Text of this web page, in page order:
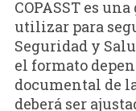
COPASST es
utilizar para
Seguridad y
el formato
documental de
deberá ser